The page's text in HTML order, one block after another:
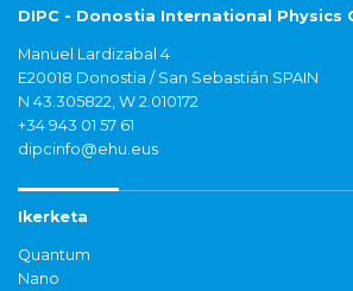
DIPC - Donostia International Physics
Manuel Lardizabal 4
E20018 Donostia / San Sebastián SPAIN
N 43.305822, W 2.010172
+34 943 01 57 61
dipcinfo@ehu.eus
Ikerketa
Quantum
Nano